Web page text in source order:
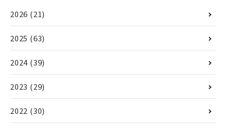
2026 (21)
2025 (63)
2024 (39)
2023 (29)
2022 (30)